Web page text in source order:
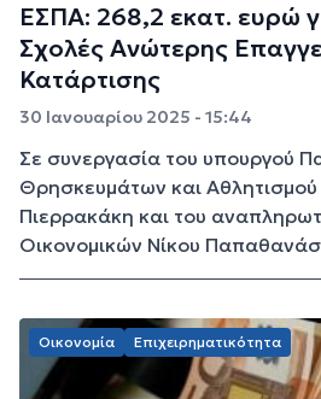
ΕΣΠΑ: 268,2 εκατ. ευρώ
Σχολές Ανώτερης
Κατάρτισης
30 Ιανουαρίου 2025 - 15:44
Σε συνεργασία του υπουργού
Θρησκευμάτων και Αθλητισμού
Πιερρακάκη και του
Οικονομικών Νίκου
Οικονομία Επιχειρηματικότητα